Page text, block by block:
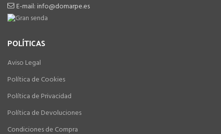
E-mail: info@domarpe.es
POLÍTICAS
Aviso Legal
Política de Cookies
Política de Privacidad
Política de Devoluciones
Condiciones de Compra